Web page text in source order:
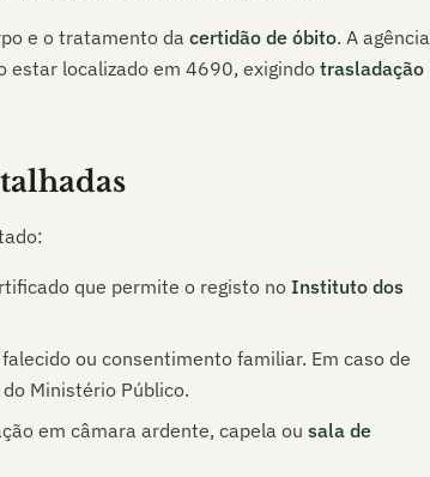
e o tratamento da certidão de óbito. A agência
estar localizado em 4690, exigindo trasladação
que permite o registo no Instituto dos
ou consentimento familiar. Em caso de
Ministério Público.
em câmara ardente, capela ou sala de